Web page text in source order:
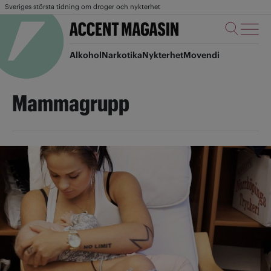
Sveriges största tidning om droger och nykterhet
AlkoholNarkotikaNykterhetMovendi
Mammagrupp